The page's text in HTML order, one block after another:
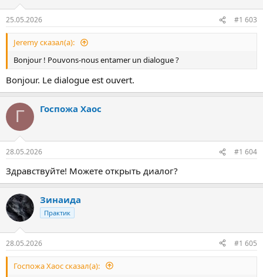
25.05.2026 #1 603
Jeremy сказал(а):
Bonjour ! Pouvons-nous entamer un dialogue ?
Bonjour. Le dialogue est ouvert.
Г Госпожа Хаос
28.05.2026 #1 604
Здравствуйте! Можете открыть диалог?
Зинаида
Практик
28.05.2026 #1 605
Госпожа Хаос сказал(а):